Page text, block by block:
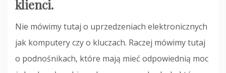
klienci.
Nie mówimy tutaj o uprzedzeniach elektronicznych
jak komputery czy o kluczach. Raczej mówimy tutaj
o podnośnikach, które mają mieć odpowiednią moc